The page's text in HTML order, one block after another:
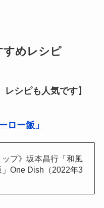
すめレシピ
レシピも人気です】
ロー飯」
ップ》坂本昌行「和風
」One Dish（2022年3